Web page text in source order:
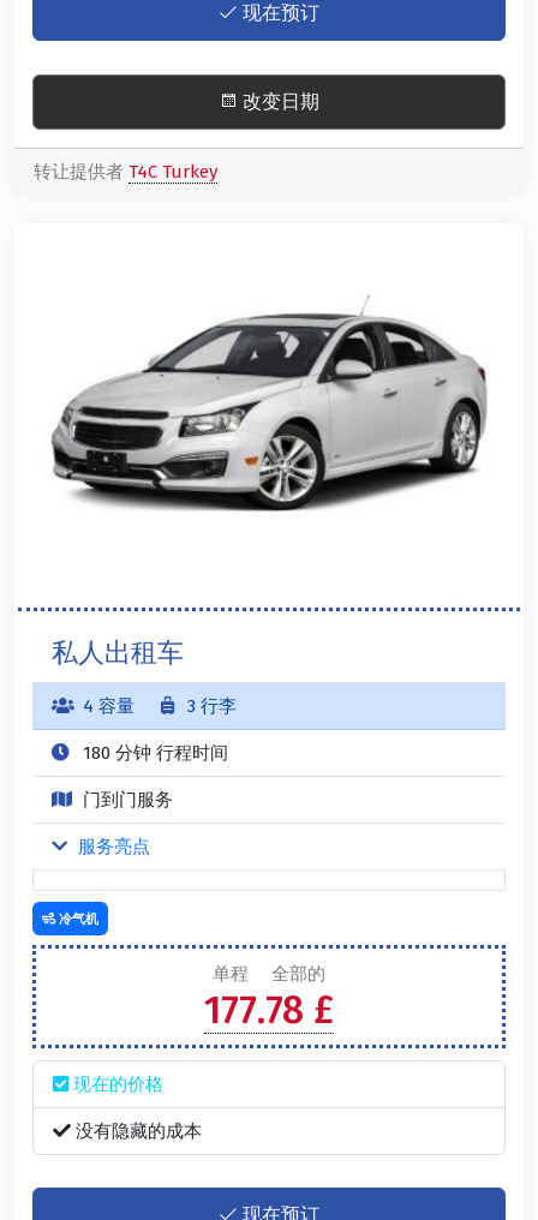
现在预订
改变日期
转让提供者 T4C Turkey
私人出租车
4 容量 3 行李
180 分钟 行程时间
门到门服务
服务亮点
单程 全部的
177.78 £
现在的价格
没有隐藏的成本
现在预订
冷气机